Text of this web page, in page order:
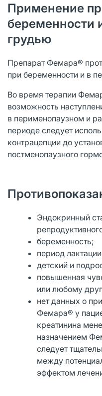
Применение
беременности
грудью
Препарат Фемара®
при беременности и в
Во время терапии
возможность
в перименопаузном и
периоде следует
контрацепции до
постменопаузного
Эндокринный
беременность;
период
детский и
повышенная
или любому
нет данных о
Фемара® у
креатинина
назначением
следует
между
эффектом